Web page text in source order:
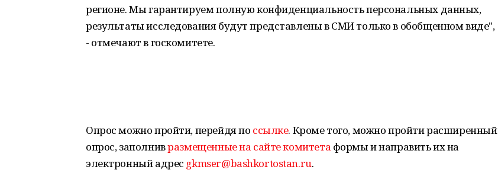
регионе. Мы гарантируем полную конфиденциальность персональных данных,
результаты исследования будут представлены в СМИ только в обобщенном виде",
- отмечают в госкомитете.
Опрос можно пройти, перейдя по ссылке. Кроме того, можно пройти расширенный
опрос, заполнивразмещенные на сайте комитета формы и направить их на
электронный адрес gkmser@bashkortostan.ru.